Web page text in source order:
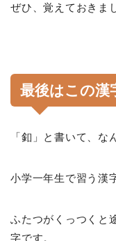
ぜひ、覚えておきま
最後はこの漢
「釦」と書いて、な
小学一年生で習う漢
ふたつがくっつくと
字です。